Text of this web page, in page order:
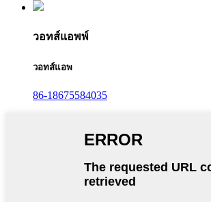
วอทส์แอพพ์
วอทส์แอพ
86-18675584035